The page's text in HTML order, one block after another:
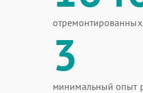
отремонтированных
3
минимальный опыт